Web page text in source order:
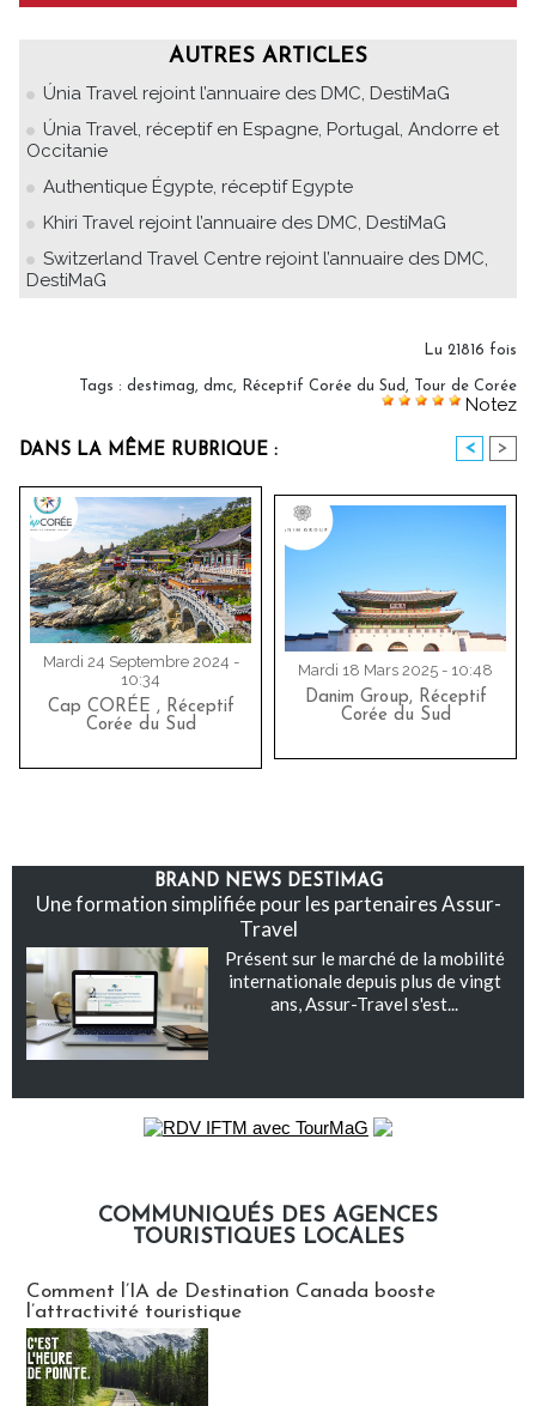
AUTRES ARTICLES
Únia Travel rejoint l’annuaire des DMC, DestiMaG
Únia Travel, réceptif en Espagne, Portugal, Andorre et
Occitanie
Authentique Égypte, réceptif Egypte
Khiri Travel rejoint l’annuaire des DMC, DestiMaG
Switzerland Travel Centre rejoint l’annuaire des DMC,
DestiMaG
Lu 21816 fois
Tags : destimag, dmc, Réceptif Corée du Sud, Tour de Corée
Notez
DANS LA MÊME RUBRIQUE : < >
Mardi 24 Septembre 2024 -
10:34
Cap CORÉE , Réceptif
Corée du Sud
Mardi 18 Mars 2025 - 10:48
Danim Group, Réceptif
Corée du Sud
BRAND NEWS DESTIMAG
Une formation simplifiée pour les partenaires Assur-
Travel
Présent sur le marché de la mobilité
internationale depuis plus de vingt
ans, Assur-Travel s'est...
COMMUNIQUÉS DES AGENCES
TOURISTIQUES LOCALES
Comment l’IA de Destination Canada booste
l’attractivité touristique